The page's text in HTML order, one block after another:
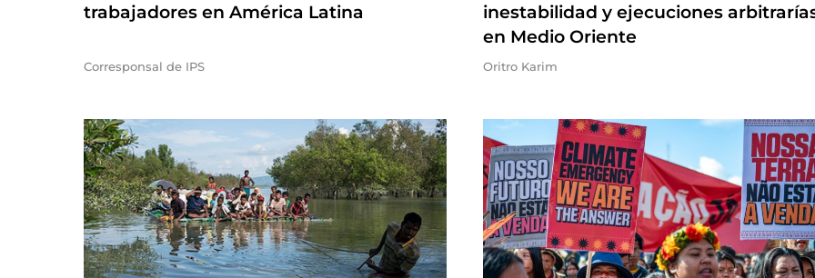
trabajadores en América Latina
Corresponsal de IPS
inestabilidad y ejecuciones
en Medio Oriente
Oritro Karim